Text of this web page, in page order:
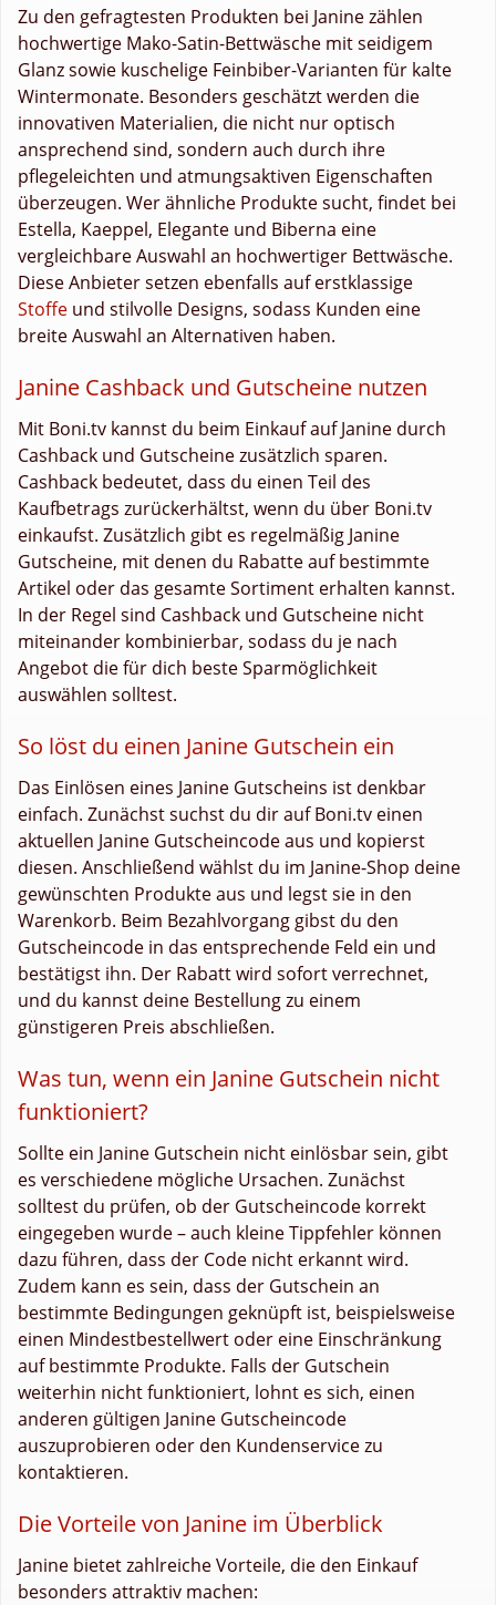
Zu den gefragtesten Produkten bei Janine zählen
hochwertige Mako-Satin-Bettwäsche mit seidigem
Glanz sowie kuschelige Feinbiber-Varianten für kalte
Wintermonate. Besonders geschätzt werden die
innovativen Materialien, die nicht nur optisch
ansprechend sind, sondern auch durch ihre
pflegeleichten und atmungsaktiven Eigenschaften
überzeugen. Wer ähnliche Produkte sucht, findet bei
Estella, Kaeppel, Elegante und Biberna eine
vergleichbare Auswahl an hochwertiger Bettwäsche.
Diese Anbieter setzen ebenfalls auf erstklassige
Stoffe und stilvolle Designs, sodass Kunden eine
breite Auswahl an Alternativen haben.
Janine Cashback und Gutscheine nutzen
Mit Boni.tv kannst du beim Einkauf auf Janine durch
Cashback und Gutscheine zusätzlich sparen.
Cashback bedeutet, dass du einen Teil des
Kaufbetrags zurückerhältst, wenn du über Boni.tv
einkaufst. Zusätzlich gibt es regelmäßig Janine
Gutscheine, mit denen du Rabatte auf bestimmte
Artikel oder das gesamte Sortiment erhalten kannst.
In der Regel sind Cashback und Gutscheine nicht
miteinander kombinierbar, sodass du je nach
Angebot die für dich beste Sparmöglichkeit
auswählen solltest.
So löst du einen Janine Gutschein ein
Das Einlösen eines Janine Gutscheins ist denkbar
einfach. Zunächst suchst du dir auf Boni.tv einen
aktuellen Janine Gutscheincode aus und kopierst
diesen. Anschließend wählst du im Janine-Shop deine
gewünschten Produkte aus und legst sie in den
Warenkorb. Beim Bezahlvorgang gibst du den
Gutscheincode in das entsprechende Feld ein und
bestätigst ihn. Der Rabatt wird sofort verrechnet,
und du kannst deine Bestellung zu einem
günstigeren Preis abschließen.
Was tun, wenn ein Janine Gutschein nicht
funktioniert?
Sollte ein Janine Gutschein nicht einlösbar sein, gibt
es verschiedene mögliche Ursachen. Zunächst
solltest du prüfen, ob der Gutscheincode korrekt
eingegeben wurde – auch kleine Tippfehler können
dazu führen, dass der Code nicht erkannt wird.
Zudem kann es sein, dass der Gutschein an
bestimmte Bedingungen geknüpft ist, beispielsweise
einen Mindestbestellwert oder eine Einschränkung
auf bestimmte Produkte. Falls der Gutschein
weiterhin nicht funktioniert, lohnt es sich, einen
anderen gültigen Janine Gutscheincode
auszuprobieren oder den Kundenservice zu
kontaktieren.
Die Vorteile von Janine im Überblick
Janine bietet zahlreiche Vorteile, die den Einkauf
besonders attraktiv machen: